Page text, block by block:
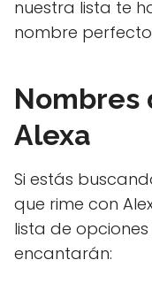
nuestra lista te
nombre
Nombres
Alexa
Si estás
que rime con
lista de
encantarán: